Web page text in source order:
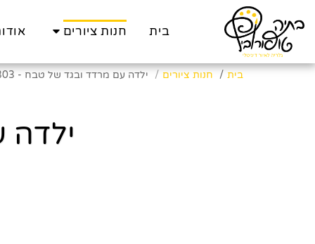
בית חנות ציורים
בית חנות ציורים ילדה עם מרדד ובגד של טבח - 1303
ילדה